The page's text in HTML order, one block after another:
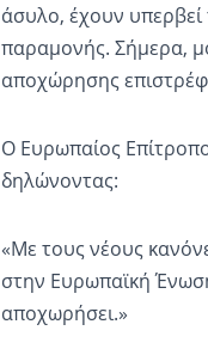
άσυλο, έχουν υπερβεί
παραμονής. Σήμερα,
αποχώρησης
Ο Ευρωπαίος
δηλώνοντας:
«Με τους νέους
στην Ευρωπαϊκή
αποχωρήσει.»